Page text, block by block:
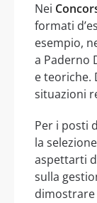
Nei
formati
esempio,
a Paderno
e
situazioni
Per i posti
la
aspettarti
sulla
dimostrare